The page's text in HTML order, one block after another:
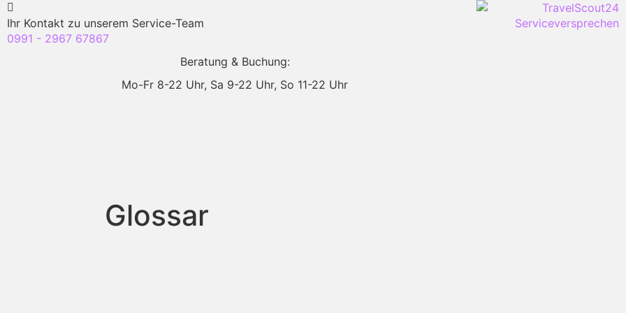
Ihr Kontakt zu unserem Service-Team
0991 - 2967 67867
Beratung & Buchung:
Mo-Fr 8-22 Uhr, Sa 9-22 Uhr, So 11-22 Uhr
Glossar